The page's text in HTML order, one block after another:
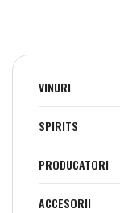
VINURI
SPIRITS
PRODUCATORI
ACCESORII